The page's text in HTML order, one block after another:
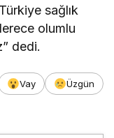
sağlık
olumlu
dedi.
Vay
Üzgün